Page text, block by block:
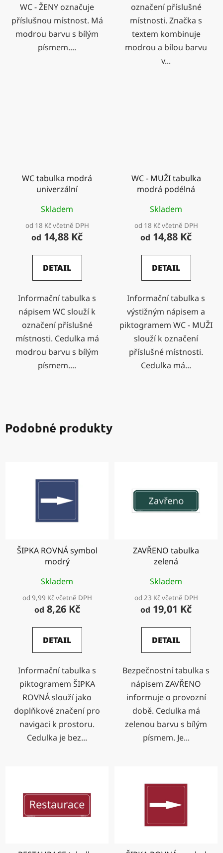
WC - ŽENY označuje
příslušnou místnost. Má
modrou barvu s bílým
písmem....
označení příslušné
místnosti. Značka s
textem kombinuje
modrou a bílou barvu
v...
WC tabulka modrá
univerzální
Skladem
od 18 Kč včetně DPH
od 14,88 Kč
DETAIL
Informační tabulka s
nápisem WC slouží k
označení příslušné
místnosti. Cedulka má
modrou barvu s bílým
písmem....
WC - MUŽI tabulka
modrá podélná
Skladem
od 18 Kč včetně DPH
od 14,88 Kč
DETAIL
Informační tabulka s
výstižným nápisem a
piktogramem WC - MUŽI
slouží k označení
příslušné místnosti.
Cedulka má...
Podobné produkty
ŠIPKA ROVNÁ symbol
modrý
Skladem
od 9,99 Kč včetně DPH
od 8,26 Kč
DETAIL
Informační tabulka s
piktogramem ŠIPKA
ROVNÁ slouží jako
doplňkové značení pro
navigaci k prostoru.
Cedulka je bez...
ZAVŘENO tabulka
zelená
Skladem
od 23 Kč včetně DPH
od 19,01 Kč
DETAIL
Bezpečnostní tabulka s
nápisem ZAVŘENO
informuje o provozní
době. Cedulka má
zelenou barvu s bílým
písmem. Je...